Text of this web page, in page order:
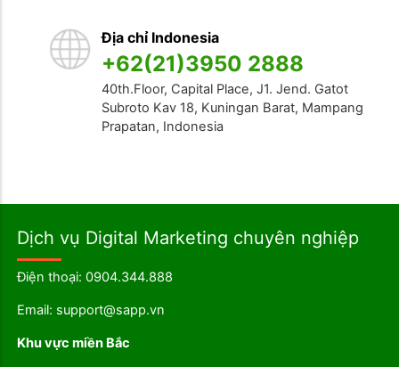
Địa chỉ Indonesia
+62(21)3950 2888
40th.Floor, Capital Place, J1. Jend. Gatot
Subroto Kav 18, Kuningan Barat, Mampang
Prapatan, Indonesia
Dịch vụ Digital Marketing chuyên nghiệp
Điện thoại: 0904.344.888
Email: support@sapp.vn
Khu vực miền Bắc